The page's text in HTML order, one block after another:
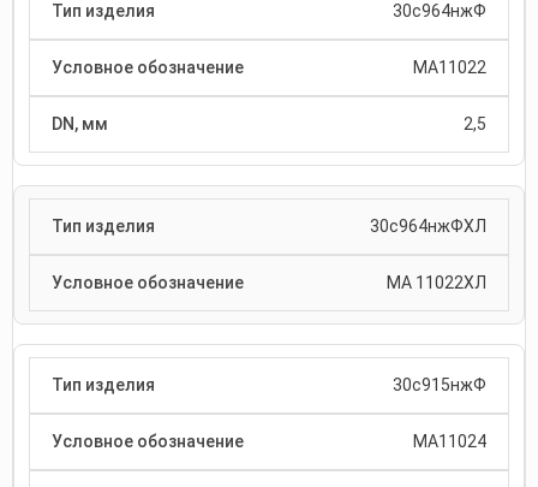
30с964нжФ
МА11022
2,5
30с964нжФХЛ
МА 11022ХЛ
30с915нжФ
МА11024